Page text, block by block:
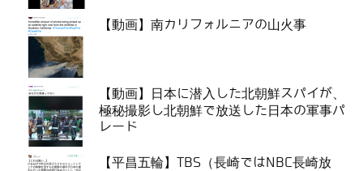
【動画】南カリフォルニアの山火事
【動画】日本に潜入した北朝鮮スパイが、
極秘撮影し北朝鮮で放送した日本の軍事パ
レード
【平昌五輪】TBS（長崎ではNBC長崎放